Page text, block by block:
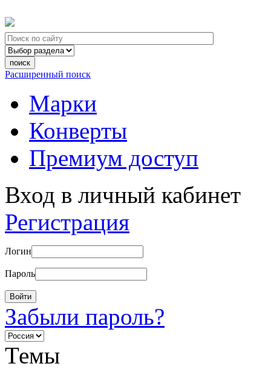
Расширенный поиск
Марки
Конверты
Премиум доступ
Вход в личный кабинет
Регистрация
Логин
Пароль
Забыли пароль?
Темы